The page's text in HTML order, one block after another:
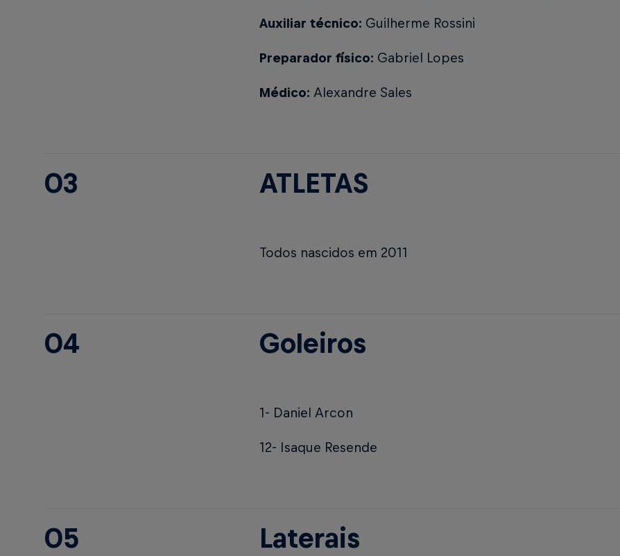
Auxiliar técnico: Guilherme Rossini
Preparador físico: Gabriel Lopes
Médico: Alexandre Sales
03 ATLETAS
Todos nascidos em 2011
04 Goleiros
1- Daniel Arcon
12- Isaque Resende
05 Laterais